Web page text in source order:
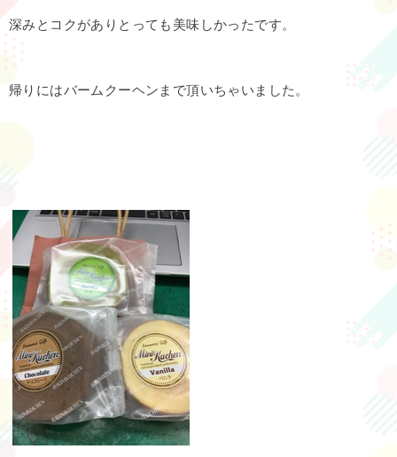
深みとコクがありとっても美味しかったです。
帰りにはバームクーヘンまで頂いちゃいました。